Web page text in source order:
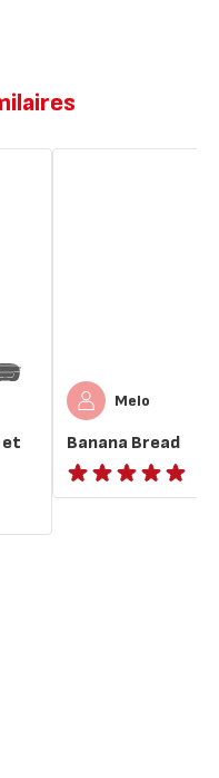
et
Melo
Banana Bread
ratings.NaN